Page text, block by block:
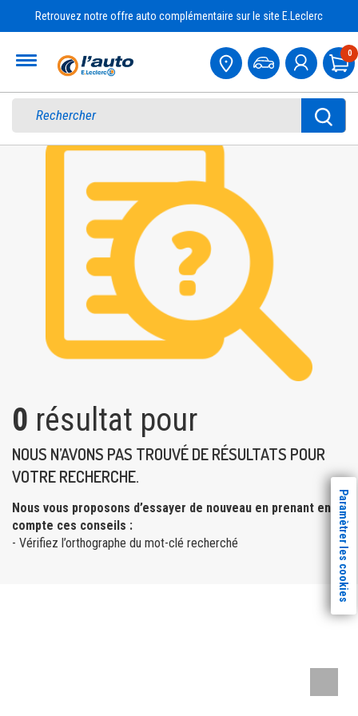
Retrouvez notre offre auto complémentaire sur le site E.Leclerc
0
0 résultat pour
NOUS N’AVONS PAS TROUVÉ DE RÉSULTATS POUR
VOTRE RECHERCHE.
Nous vous proposons d’essayer de nouveau en prenant en
compte ces conseils :
- Vérifiez l’orthographe du mot-clé recherché
Paramètrer les cookies